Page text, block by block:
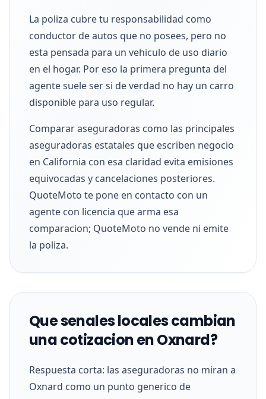
La poliza cubre tu responsabilidad como
conductor de autos que no posees, pero no
esta pensada para un vehiculo de uso diario
en el hogar. Por eso la primera pregunta del
agente suele ser si de verdad no hay un carro
disponible para uso regular.
Comparar aseguradoras como las principales
aseguradoras estatales que escriben negocio
en California con esa claridad evita emisiones
equivocadas y cancelaciones posteriores.
QuoteMoto te pone en contacto con un
agente con licencia que arma esa
comparacion; QuoteMoto no vende ni emite
la poliza.
Que senales locales cambian
una cotizacion en Oxnard?
Respuesta corta: las aseguradoras no miran a
Oxnard como un punto generico de